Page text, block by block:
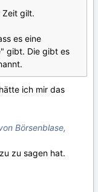
Zeit gilt.
es eine
gibt. Die gibt es
ich mir das
Börsenblase,
zu sagen hat.